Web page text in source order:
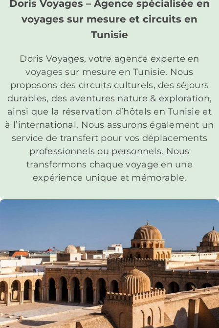
Doris Voyages – Agence spécialisée en
voyages sur mesure et circuits en
Tunisie
Doris Voyages, votre agence experte en
voyages sur mesure en Tunisie. Nous
proposons des circuits culturels, des séjours
durables, des aventures nature & exploration,
ainsi que la réservation d’hôtels en Tunisie et
à l’international. Nous assurons également un
service de transfert pour vos déplacements
professionnels ou personnels. Nous
transformons chaque voyage en une
expérience unique et mémorable.